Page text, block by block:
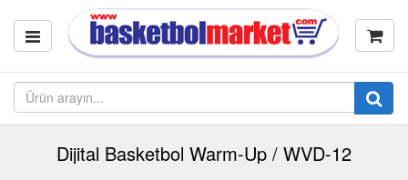
Dijital Basketbol Warm-Up / WVD-12